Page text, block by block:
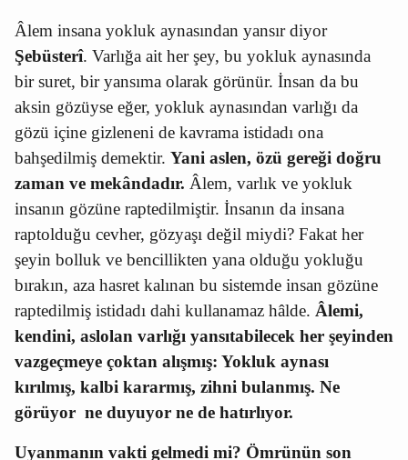
Âlem insana yokluk aynasından yansır diyor
Şebüsterî. Varlığa ait her şey, bu yokluk aynasında
bir suret, bir yansıma olarak görünür. İnsan da bu
aksin gözüyse eğer, yokluk aynasından varlığı da
gözü içine gizleneni de kavrama istidadı ona
bahşedilmiş demektir. Yani aslen, özü gereği doğru
zaman ve mekândadır. Âlem, varlık ve yokluk
insanın gözüne raptedilmiştir. İnsanın da insana
raptolduğu cevher, gözyaşı değil miydi? Fakat her
şeyin bolluk ve bencillikten yana olduğu yokluğu
bırakın, aza hasret kalınan bu sistemde insan gözüne
raptedilmiş istidadı dahi kullanamaz hâlde. Âlemi,
kendini, aslolan varlığı yansıtabilecek her şeyinden
vazgeçmeye çoktan alışmış: Yokluk aynası
kırılmış, kalbi kararmış, zihni bulanmış. Ne
görüyor ne duyuyor ne de hatırlıyor.
Uyanmanın vakti gelmedi mi? Ömrünün son